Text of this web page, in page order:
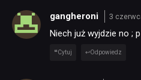
gangheroni 3
Niech już wyjdzie no ;
Cytuj Odpowiedz